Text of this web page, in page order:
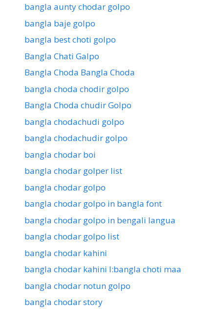
bangla aunty chodar golpo
bangla baje golpo
bangla best choti golpo
Bangla Chati Galpo
Bangla Choda Bangla Choda
bangla choda chodir golpo
Bangla Choda chudir Golpo
bangla chodachudi golpo
bangla chodachudir golpo
bangla chodar boi
bangla chodar golper list
bangla chodar golpo
bangla chodar golpo in bangla font
bangla chodar golpo in bengali langua
bangla chodar golpo list
bangla chodar kahini
bangla chodar kahini l:bangla choti maa
bangla chodar notun golpo
bangla chodar story